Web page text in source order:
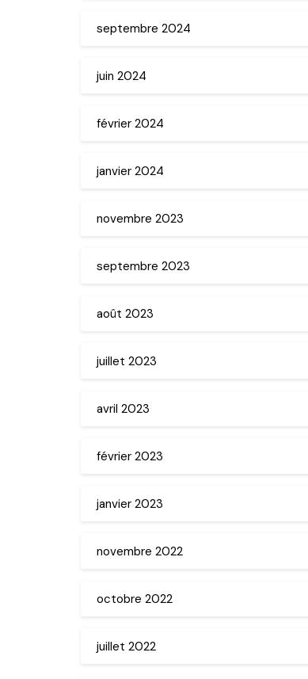
septembre 2024
juin 2024
février 2024
janvier 2024
novembre 2023
septembre 2023
août 2023
juillet 2023
avril 2023
février 2023
janvier 2023
novembre 2022
octobre 2022
juillet 2022